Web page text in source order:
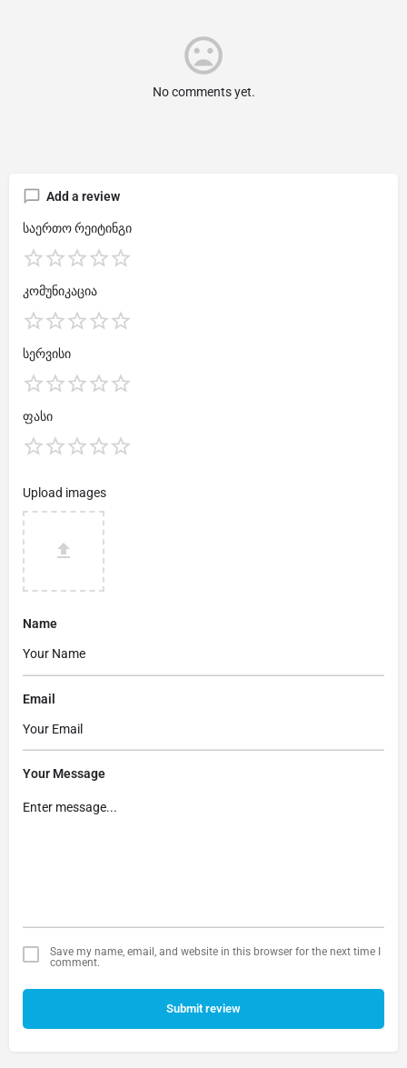
No comments yet.
Add a review
საერთო რეიტინგი
კომუნიკაცია
სერვისი
ფასი
Upload images
Name
Email
Your Message
Save my name, email, and website in this browser for the next time I
comment.
Submit review